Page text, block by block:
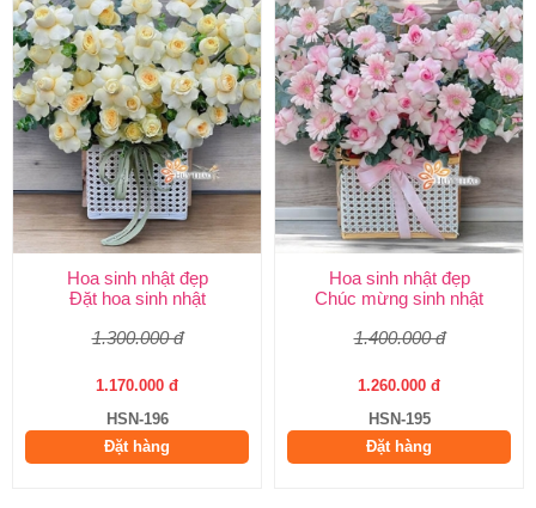
Hoa sinh nhật đẹp
Đặt hoa sinh nhật
1.300.000 đ
1.170.000 đ
HSN-196
Đặt hàng
Hoa sinh nhật đẹp
Chúc mừng sinh nhật
1.400.000 đ
1.260.000 đ
HSN-195
Đặt hàng